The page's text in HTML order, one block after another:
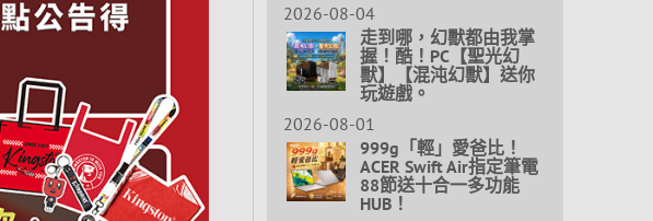
2026-08-04
走到哪，幻獸都由我掌
握！酷！PC【聖光幻
獸】【混沌幻獸】送你
玩遊戲。
2026-08-01
999g「輕」愛爸比！
ACER Swift Air指定筆電
88節送十合一多功能
HUB！